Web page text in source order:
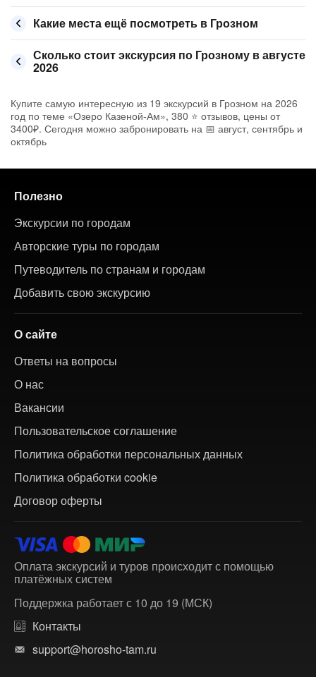
Какие места ещё посмотреть в Грозном
Сколько стоит экскурсия по Грозному в августе
2026
Купите самую интересную из 19 экскурсий в Грозном на 2026
год по теме «Озеро Казеной-Ам», 380 ⭐ отзывов, цены от
3400₽. Сегодня можно забронировать на 📅 август, сентябрь и
октябрь
Полезно
Экскурсии по городам
Авторские туры по городам
Путеводитель по странам и городам
Добавить свою экскурсию
О сайте
Ответы на вопросы
О нас
Вакансии
Пользовательское соглашение
Политика обработки персональных данных
Политика обработки cookie
Договор оферты
Оплата экскурсий и туров происходит с помощью
платёжных систем
Поддержка работает с 10 до 19 (МСК)
Контакты
support@horosho-tam.ru